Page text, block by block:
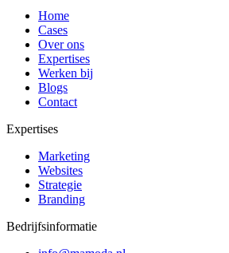
Home
Cases
Over ons
Expertises
Werken bij
Blogs
Contact
Expertises
Marketing
Websites
Strategie
Branding
Bedrijfsinformatie